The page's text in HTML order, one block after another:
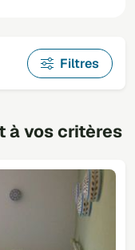
Filtres
à vos critères